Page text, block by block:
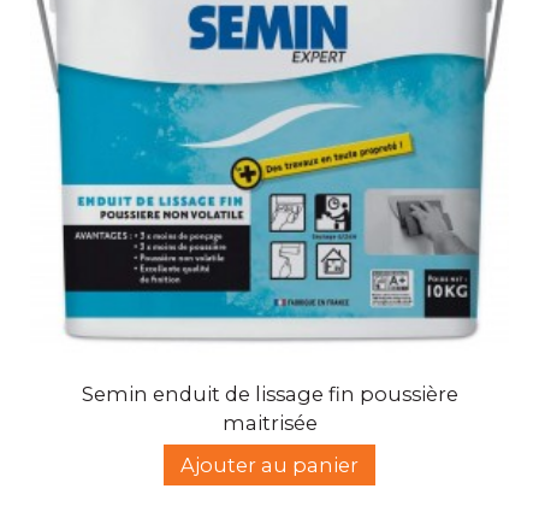
Semin enduit de lissage fin poussière
maitrisée
Ajouter au panier